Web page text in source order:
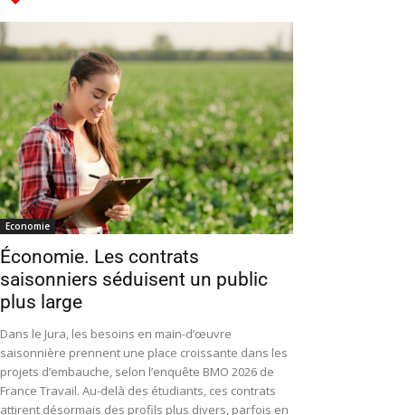
Economie
Économie. Les contrats
saisonniers séduisent un public
plus large
Dans le Jura, les besoins en main-d’œuvre
saisonnière prennent une place croissante dans les
projets d’embauche, selon l’enquête BMO 2026 de
France Travail. Au-delà des étudiants, ces contrats
attirent désormais des profils plus divers, parfois en